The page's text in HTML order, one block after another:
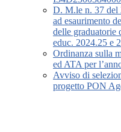
D. M.le n. 37 del
ad esaurimento
delle graduatorie
educ. 2024.25 e
Ordinanza sulla
ed ATA per
Avviso di
progetto PON